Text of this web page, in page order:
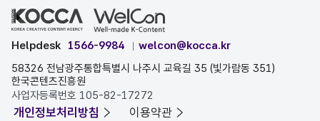
Helpdesk 1566-9984
welcon@kocca.kr
58326 전남광주통합특별시 나주시 교육길 35 (빛가람동 351)
한국콘텐츠진흥원
사업자등록번호 105-82-17272
개인정보처리방침 이용약관